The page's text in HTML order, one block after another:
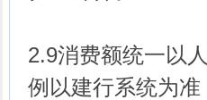
2.9消费额统一以
例以建行系统为